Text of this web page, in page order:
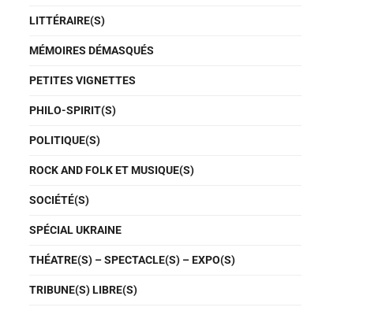
LITTÉRAIRE(S)
MÉMOIRES DÉMASQUÉS
PETITES VIGNETTES
PHILO-SPIRIT(S)
POLITIQUE(S)
ROCK AND FOLK ET MUSIQUE(S)
SOCIÉTÉ(S)
SPÉCIAL UKRAINE
THÉATRE(S) – SPECTACLE(S) – EXPO(S)
TRIBUNE(S) LIBRE(S)